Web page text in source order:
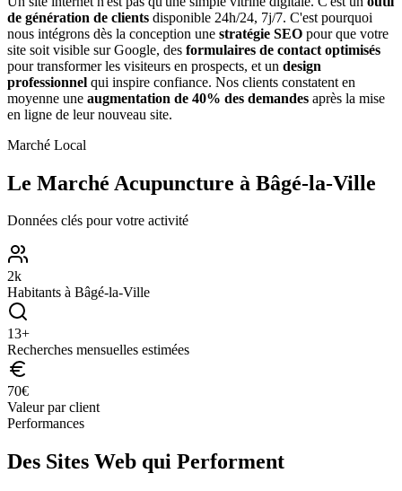
de génération de clients disponible 24h/24, 7j/7. C'est pourquoi
nous intégrons dès la conception une stratégie SEO pour que votre
site soit visible sur Google, des formulaires de contact optimisés
pour transformer les visiteurs en prospects, et un design
professionnel qui inspire confiance. Nos clients constatent en
moyenne une augmentation de 40% des demandes après la mise
en ligne de leur nouveau site.
Marché Local
Le Marché Acupuncture à Bâgé-la-Ville
Données clés pour votre activité
2k
Habitants à Bâgé-la-Ville
13+
Recherches mensuelles estimées
70€
Valeur par client
Performances
Des Sites Web qui Performent